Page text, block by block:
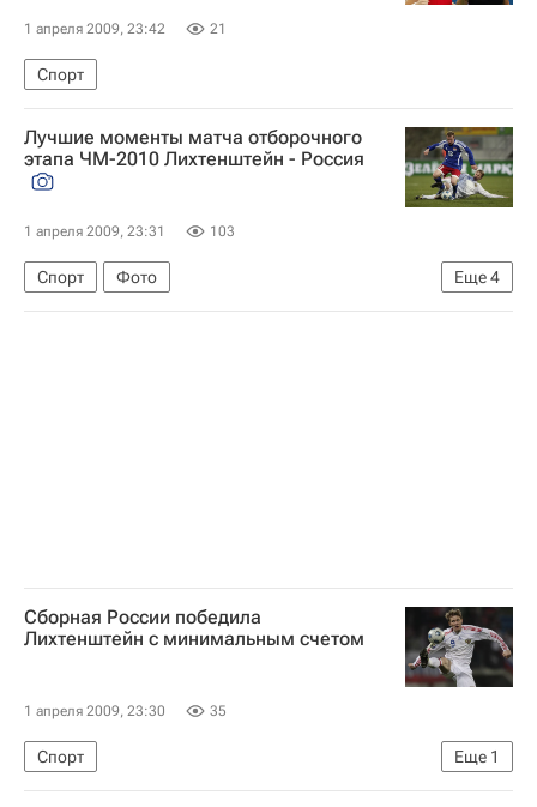
1 апреля 2009, 23:42 21
Спорт
Лучшие моменты матча отборочного
этапа ЧМ-2010 Лихтенштейн - Россия
1 апреля 2009, 23:31 103
Еще4
Спорт
Фото
Отборочный матч ЧМ-2010 Лихтенштейн - Россия
Сборная России победила
Лихтенштейн с минимальным счетом
1 апреля 2009, 23:30 35
Еще 1
Спорт
Отборочный матч ЧМ-2010 Лихтенштейн - Россия